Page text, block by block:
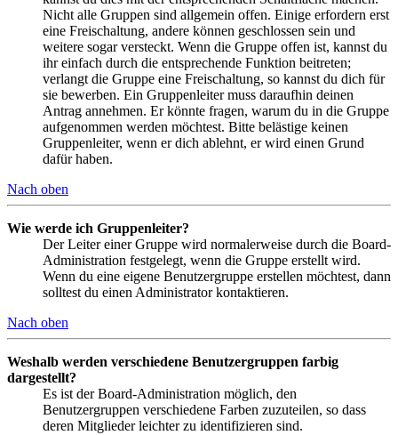
Nicht alle Gruppen sind allgemein offen. Einige erfordern erst
eine Freischaltung, andere können geschlossen sein und
weitere sogar versteckt. Wenn die Gruppe offen ist, kannst du
ihr einfach durch die entsprechende Funktion beitreten;
verlangt die Gruppe eine Freischaltung, so kannst du dich für
sie bewerben. Ein Gruppenleiter muss daraufhin deinen
Antrag annehmen. Er könnte fragen, warum du in die Gruppe
aufgenommen werden möchtest. Bitte belästige keinen
Gruppenleiter, wenn er dich ablehnt, er wird einen Grund
dafür haben.
Nach oben
Wie werde ich Gruppenleiter?
Der Leiter einer Gruppe wird normalerweise durch die Board-
Administration festgelegt, wenn die Gruppe erstellt wird.
Wenn du eine eigene Benutzergruppe erstellen möchtest, dann
solltest du einen Administrator kontaktieren.
Nach oben
Weshalb werden verschiedene Benutzergruppen farbig
dargestellt?
Es ist der Board-Administration möglich, den
Benutzergruppen verschiedene Farben zuzuteilen, so dass
deren Mitglieder leichter zu identifizieren sind.